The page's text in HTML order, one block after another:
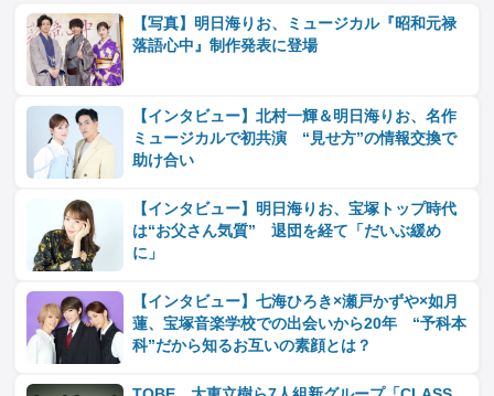
【写真】明日海りお、ミュージカル『昭和元禄
落語心中』制作発表に登場
【インタビュー】北村一輝＆明日海りお、名作
ミュージカルで初共演 “見せ方”の情報交換で
助け合い
【インタビュー】明日海りお、宝塚トップ時代
は“お父さん気質” 退団を経て「だいぶ緩め
に」
【インタビュー】七海ひろき×瀬戸かずや×如月
蓮、宝塚音楽学校での出会いから20年 “予科本
科”だから知るお互いの素顔とは？